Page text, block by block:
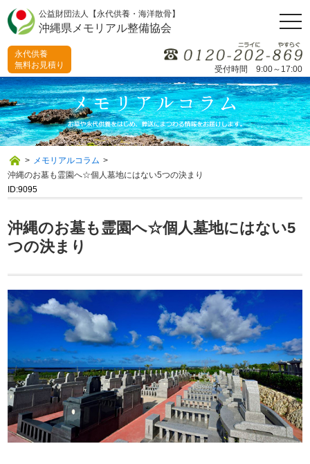
公益財団法人【永代供養・海洋散骨】
沖縄県メモリアル整備協会
受付時間 9:00～17:00
永代供養
無料お見積り
> メモリアルコラム >
沖縄のお墓も霊園へ☆個人墓地にはない5つの決まり
ID:9095
沖縄のお墓も霊園へ☆個人墓地にはない5
つの決まり